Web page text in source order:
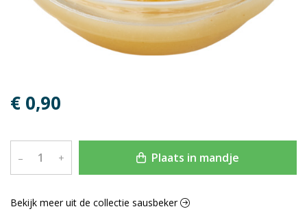
€ 0,90
– + Plaats in mandje
Bekijk meer uit de collectie sausbeker